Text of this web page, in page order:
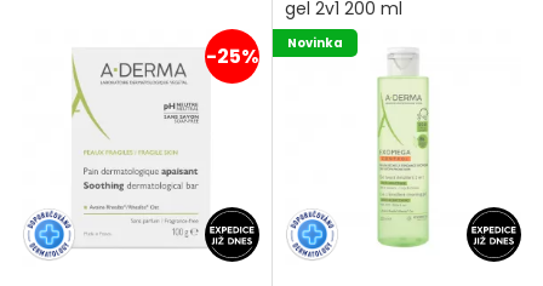
-25%
gel 2v1 200 ml
Novinka